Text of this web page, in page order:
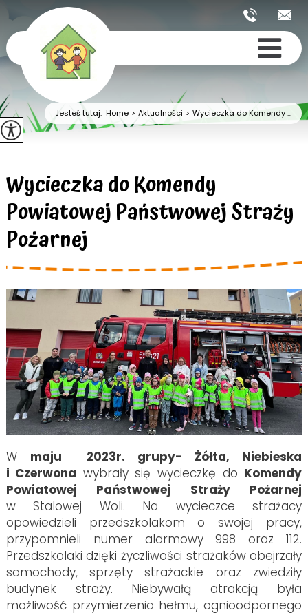
Jesteś tutaj:Home > Aktualności > Wycieczka do Komendy ...
Wycieczka do Komendy
Powiatowej Państwowej Straży
Pożarnej
W maju 2023r. grupy- Żółta, Niebieska
i Czerwona wybrały się wycieczkę do Komendy
Powiatowej Państwowej Straży Pożarnej
w Stalowej Woli. Na wycieczce strażacy
opowiedzieli przedszkolakom o swojej pracy,
przypomnieli numer alarmowy 998 oraz 112.
Przedszkolaki dzięki życzliwości strażaków obejrzały
samochody, sprzęty strażackie oraz zwiedziły
budynek straży. Niebywałą atrakcją była
możliwość przymierzenia hełmu, ognioodpornego